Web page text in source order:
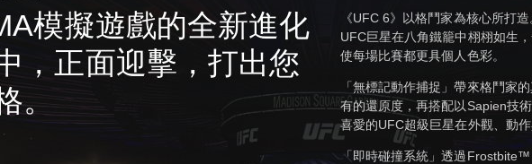
模擬遊戲的全新進化
，正面迎擊，打出您
。
《UFC 6》以格鬥家為核心所打
UFC巨星在八角鐵籠中栩栩如生
使每場比賽都更具個人色彩。
「無標記動作捕捉」帶來格鬥家
有的還原度，再搭配以Sapien技
喜愛的UFC超級巨星在外觀、動
「即時碰撞系統」透過